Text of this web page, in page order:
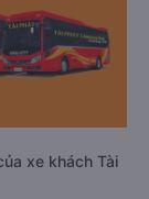
xe khách Tài